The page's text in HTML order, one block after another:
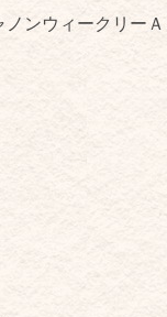
ンウィークリー